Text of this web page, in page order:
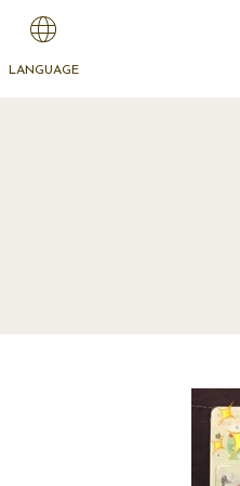
LANGUAGE